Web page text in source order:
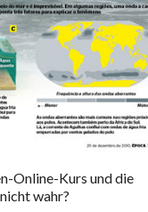
Online-Kurs und die
wahr?